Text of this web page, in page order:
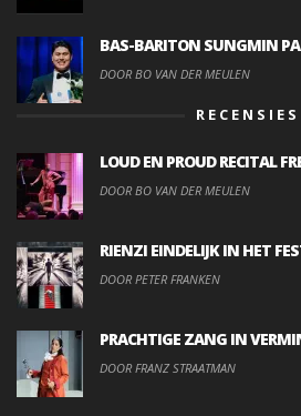
BAS-BARITON SUNGMIN
DOOR BO VAN DER MEULEN
RECENSIES
LOUD EN PROUD RECITAL
DOOR BO VAN DER MEULEN
RIENZI EINDELIJK IN HET
DOOR PETER FRANKEN
PRACHTIGE ZANG IN
DOOR FRANZ STRAATMAN